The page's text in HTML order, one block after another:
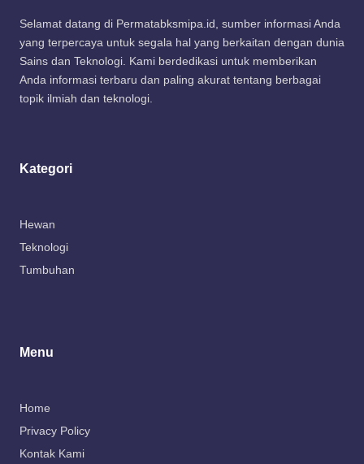
Selamat datang di Permatabksmipa.id, sumber informasi Anda
yang terpercaya untuk segala hal yang berkaitan dengan dunia
Sains dan Teknologi. Kami berdedikasi untuk memberikan
Anda informasi terbaru dan paling akurat tentang berbagai
topik ilmiah dan teknologi.
Kategori
Hewan
Teknologi
Tumbuhan
Menu
Home
Privacy Policy
Kontak Kami